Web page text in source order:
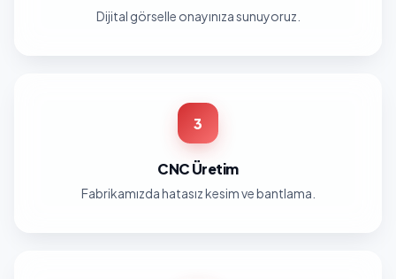
Dijital görselle onayınıza sunuyoruz.
3
CNC Üretim
Fabrikamızda hatasız kesim ve bantlama.